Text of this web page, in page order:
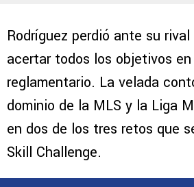
Rodríguez perdió ante su
acertar todos los objetivos
reglamentario. La velada
dominio de la MLS y la Liga
en dos de los tres retos que
Skill Challenge.